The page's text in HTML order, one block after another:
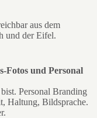
aus dem
und der Eifel.
Fotos und Personal
Personal Branding
Haltung, Bildsprache.